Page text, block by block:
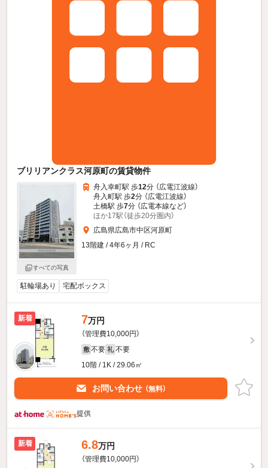
ブリリアンクラス河原町の賃貸物件
すべての写真
舟入幸町駅 歩12分 （広電江波線）
舟入町駅 歩2分 （広電江波線）
土橋駅 歩7分 （広電本線など）
ほか17駅（徒歩20分圏内）
広島県広島市中区河原町
13階建 / 4年6ヶ月 / RC
駐輪場あり 宅配ボックス
新着 7万円
（管理費10,000円）
敷 不要 礼 不要
10階 / 1K / 29.06㎡
お問い合わせ （無料）
提供
新着 6.8万円
（管理費10,000円）